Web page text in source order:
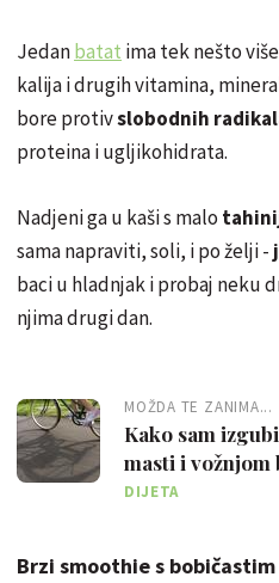
Jedanbatat ima tek nešto
kalija i drugih vitamina,
bore protivslobodnih
proteina i ugljikohidrata.
Nadjeni ga u kaši s malo
sama napraviti, soli, i po želji -
baci u hladnjak i probaj neku
njima drugi dan.
MOŽDA TE ZANIMA...
Kako sam
masti i vožnjom
DIJETA
Brzi smoothie s